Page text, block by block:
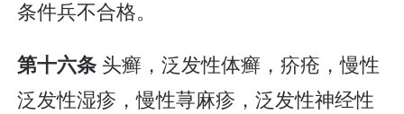
条件兵不合格。
第十六条 头癣，泛发性体癣，疥疮，慢性
泛发性湿疹，慢性荨麻疹，泛发性神经性